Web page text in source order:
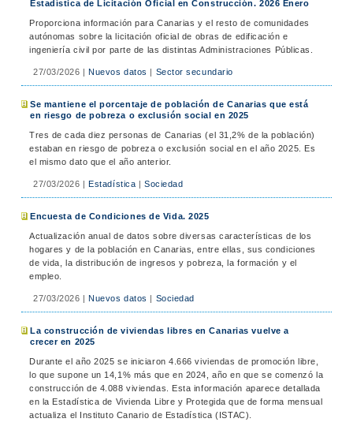
Estadística de Licitación Oficial en Construcción. 2026 Enero
Proporciona información para Canarias y el resto de comunidades
autónomas sobre la licitación oficial de obras de edificación e
ingeniería civil por parte de las distintas Administraciones Públicas.
27/03/2026 |Nuevos datos | Sector secundario
Se mantiene el porcentaje de población de Canarias que está
en riesgo de pobreza o exclusión social en 2025
Tres de cada diez personas de Canarias (el 31,2% de la población)
estaban en riesgo de pobreza o exclusión social en el año 2025. Es
el mismo dato que el año anterior.
27/03/2026 |Estadística | Sociedad
Encuesta de Condiciones de Vida. 2025
Actualización anual de datos sobre diversas características de los
hogares y de la población en Canarias, entre ellas, sus condiciones
de vida, la distribución de ingresos y pobreza, la formación y el
empleo.
27/03/2026 |Nuevos datos | Sociedad
La construcción de viviendas libres en Canarias vuelve a
crecer en 2025
Durante el año 2025 se iniciaron 4.666 viviendas de promoción libre,
lo que supone un 14,1% más que en 2024, año en que se comenzó la
construcción de 4.088 viviendas. Esta información aparece detallada
en la Estadística de Vivienda Libre y Protegida que de forma mensual
actualiza el Instituto Canario de Estadística (ISTAC).